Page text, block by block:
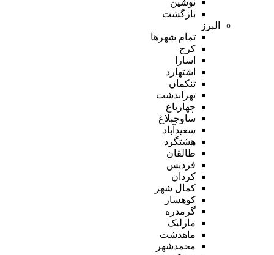
بازگشت
البرز
تمام شهر‌ها
کرج
اسارا
اشتهارد
تنکمان
تهراندشت
چهارباغ
ساوجبلاغ
سعیدآباد
هشتگرد
طالقان
فردیس
کردان
کمال شهر
کوهسار
گرمدره
مارلیک
ماهدشت
محمدشهر